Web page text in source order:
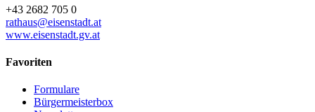
+43 2682 705 0
rathaus@eisenstadt.at
www.eisenstadt.gv.at
Favoriten
Formulare
Bürgermeisterbox